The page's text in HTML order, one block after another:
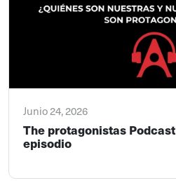
Junio 24, 2026
The protagonistas
episodio